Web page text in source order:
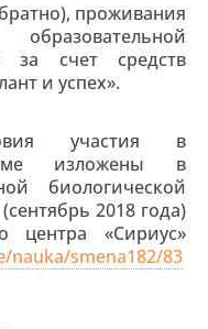
проживания
за счет средств
и успех».
участия в
изложены в
биологической
2018 года)
центра «Сириус»
smena182/83